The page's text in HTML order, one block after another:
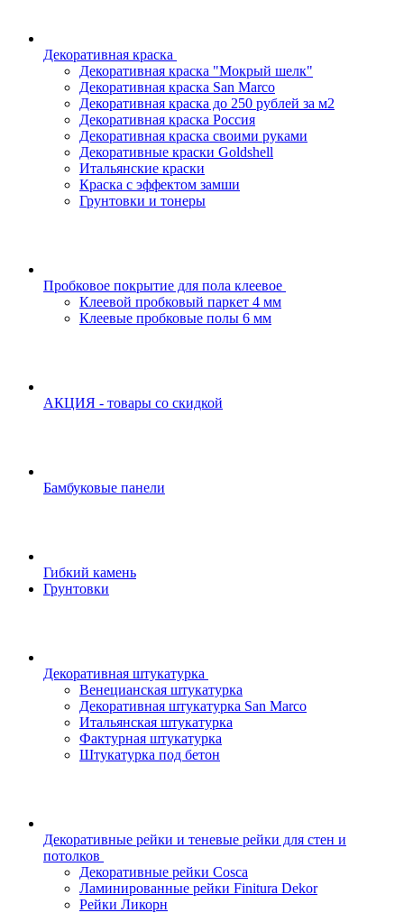
Декоративная краска
Декоративная краска "Мокрый шелк"
Декоративная краска San Marco
Декоративная краска до 250 рублей за м2
Декоративная краска Россия
Декоративная краска своими руками
Декоративные краски Goldshell
Итальянские краски
Краска с эффектом замши
Грунтовки и тонеры
Пробковое покрытие для пола клеевое
Клеевой пробковый паркет 4 мм
Клеевые пробковые полы 6 мм
АКЦИЯ - товары со скидкой
Бамбуковые панели
Гибкий камень
Грунтовки
Декоративная штукатурка
Венецианская штукатурка
Декоративная штукатурка San Marco
Итальянская штукатурка
Фактурная штукатурка
Штукатурка под бетон
Декоративные рейки и теневые рейки для стен и
потолков
Декоративные рейки Cosca
Ламинированные рейки Finitura Dekor
Рейки Ликорн